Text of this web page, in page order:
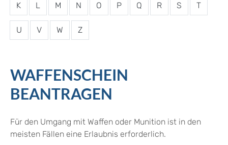
K L M N O P Q R S T
U V W Z
WAFFENSCHEIN
BEANTRAGEN
Für den Umgang mit Waffen oder Munition ist in den
meisten Fällen eine Erlaubnis erforderlich.